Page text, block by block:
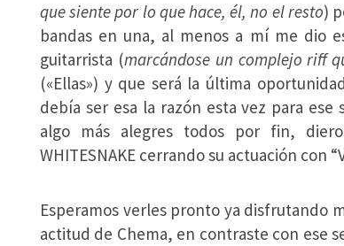
que siente por lo que hace, él, no el resto)
bandas en una, al menos a mí me dio
guitarrista (marcándose un complejo riff
(«Ellas») y que será la última
debía ser esa la razón esta vez para
algo más alegres todos por fin,
WHITESNAKE cerrando su actuación con
Esperamos verles pronto ya disfrutando
actitud de Chema, en contraste con ese